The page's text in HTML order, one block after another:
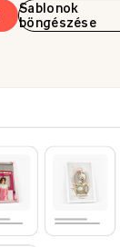
Sablonok
böngészése